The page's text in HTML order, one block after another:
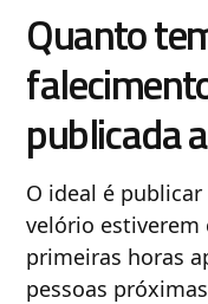
Quanto
publicada
O ideal é
velório estiverem
primeiras horas
pessoas